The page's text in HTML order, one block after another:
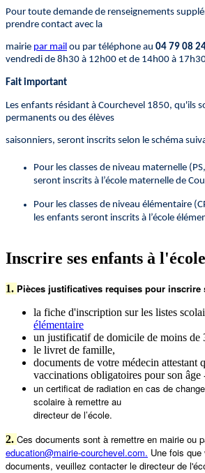
Pour toute demande de renseignements
prendre contact avec la
mairie par mail ou par téléphone au 04 79 08
vendredi de 8h30 à 12h00 et de 14h00 à
Fait important
Les enfants résidant à Courchevel 1850, qu'ils
permanents ou des élèves
saisonniers, seront inscrits selon le schéma
Pour les classes de niveau maternelle
seront inscrits à l’école maternelle de
Pour les classes de niveau élémentaire
les enfants seront inscrits à l’école
Inscrire ses enfants à l'école
1. Pièces justificatives requises pour inscrire
la fiche d'inscription sur les listes
élémentaire
un justificatif de domicile de moins de
le livret de famille,
documents de votre médecin attestant
vaccinations obligatoires pour son âge
un certificat de radiation en cas de
scolaire à remettre au
directeur de l’école.
2. Ces documents sont à remettre en mairie ou
education@mairie-courchevel.com. Une fois
documents, veuillez contacter le directeur de